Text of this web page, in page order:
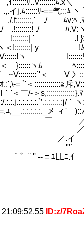
ﾑ.x＼
ﾘ-==气:::ﾑ ヽ
./.f::::::::,' ./ ﾑv:ﾍ .
./ ﾊ.V:
/ !::::::::| ' .!
ヽ＜!::::::::| y !ﾑ
V::::::!ヽ
}::::::ヽﾑ ﾍ
.≦ !l.:.V
.:',\-= `'＜
.:.:l｀'＜￣/-
ﾕ
/ .j ￣
ﾑ ／:
／.イ .
'"´ .
ﾕLLﾆ.ｲ
ID:z/